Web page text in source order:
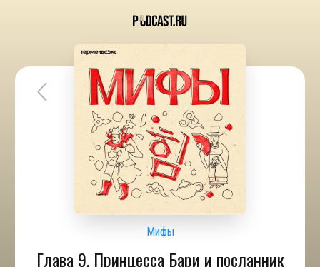
Мифы
Глава 9. Принцесса Бари и посланник